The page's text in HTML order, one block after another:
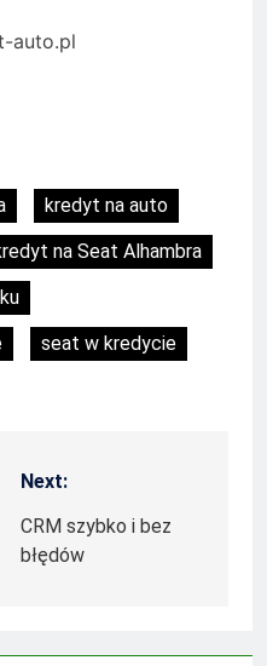
auto.pl
kredyt na auto
na Seat Alhambra
seat w kredycie
Next:
CRM szybko i bez
błędów